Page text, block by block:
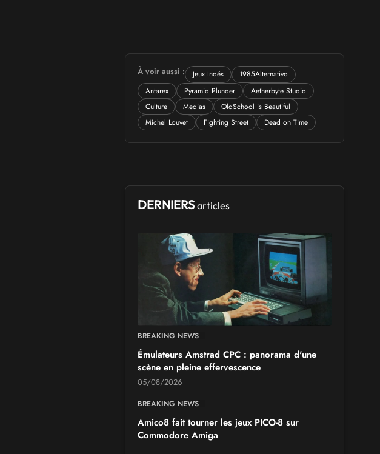
À voir aussi : Jeux Indés
1985Alternativo
Antarex
Pyramid Plunder
Aetherbyte Studio
Culture
Medias
OldSchool is Beautiful
Michel Louvet
Fighting Street Dead on Time
DERNIERSarticles
BREAKING NEWS
Émulateurs Amstrad CPC : panorama d'une
scène en pleine effervescence
05/08/2026
BREAKING NEWS
Amico8 fait tourner les jeux PICO-8 sur
Commodore Amiga